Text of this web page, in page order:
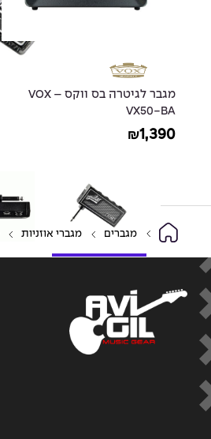
PATHFINDER-10
₪490
מגברים מגברי אוזניות